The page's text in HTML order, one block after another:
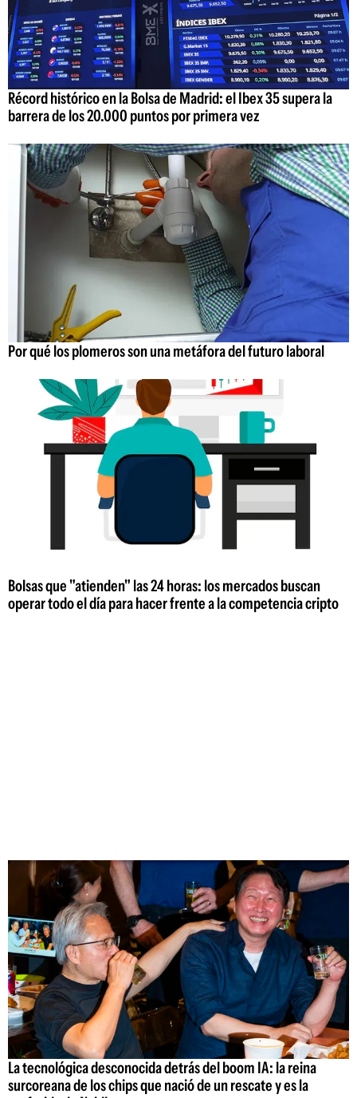
Récord histórico en la Bolsa de Madrid: el Ibex 35 supera la
barrera de los 20.000 puntos por primera vez
Por qué los plomeros son una metáfora del futuro laboral
Bolsas que "atienden" las 24 horas: los mercados buscan
operar todo el día para hacer frente a la competencia cripto
La tecnológica desconocida detrás del boom IA: la reina
surcoreana de los chips que nació de un rescate y es la